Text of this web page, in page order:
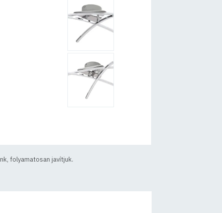
folyamatosan javítjuk.